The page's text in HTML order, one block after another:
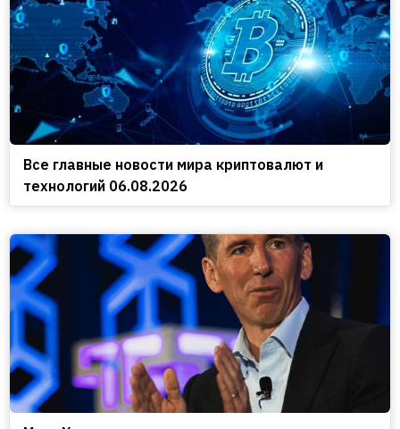
Все главные новости мира криптовалют и
технологий 06.08.2026